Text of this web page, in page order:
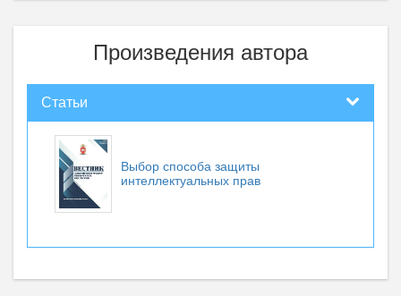
Произведения автора
Статьи
Выбор способа защиты
интеллектуальных прав